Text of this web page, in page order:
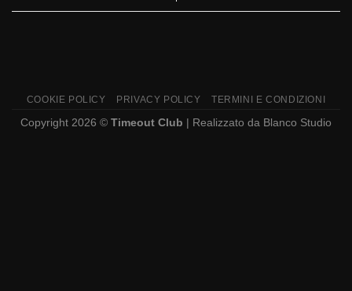
COOKIE POLICY PRIVACY POLICY TERMINI E CONDIZIONI
Copyright 2026 © Timeout Club | Realizzato da Blanco Studio